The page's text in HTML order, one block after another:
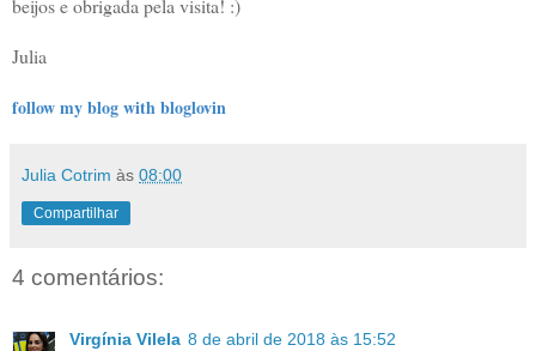
beijos e obrigada pela visita! :)
Julia
follow my blog with bloglovin
Julia Cotrim às 08:00
Compartilhar
4 comentários:
Virgínia Vilela 8 de abril de 2018 às 15:52